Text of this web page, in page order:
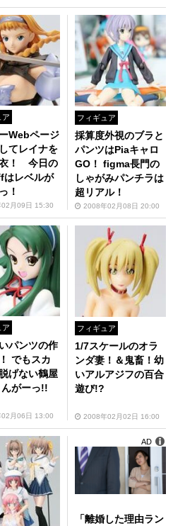
ア
Webページ
てレイナを
！ 今日の
レベルが
！
月09日 15:30
フィギュア
採算度外視のブラと
パンツはPiaキャロ
GO！ figma長門の
しゃがみパンチラは
超リアル！
2008年02月08日 20:00
ア
パンツの作
でもスカ
げない鶴屋
がーっ!!
月06日 13:00
フィギュア
1/7スケールのオラ
ンダ妻！＆鬼畜！幼
いアルアジフの百合
遊び!?
2008年02月02日 16:00
「離婚した理由ラン
AD